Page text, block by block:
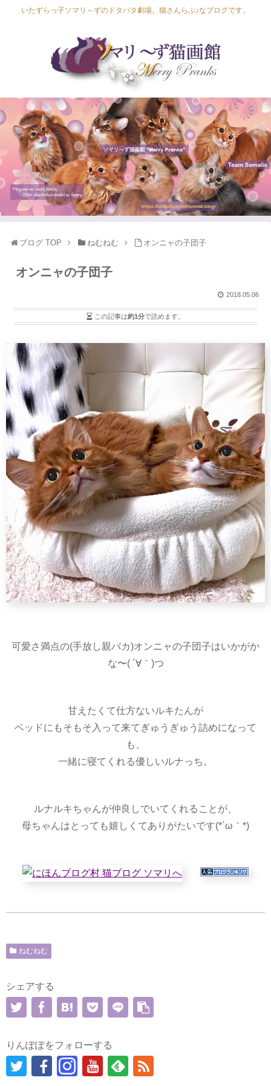
いたずらっ子ソマリ～ずのドタバタ劇場。猫さんらぶ♪なブログです。
Lapis Luna
Lucia Lino
Lycka Leal
Laula
ブログ TOP ねむねむ オンニャの子団子
オンニャの子団子
2018.05.06
この記事は約1分で読めます。
可愛さ満点の(手放し親バカ)オンニャの子団子はいかがか
な〜( ´∀｀)つ
甘えたくて仕方ないルキたんが
ベッドにもそもそ入って来てぎゅうぎゅう詰めになって
も、
一緒に寝てくれる優しいルナっち。
ルナルキちゃんが仲良しでいてくれることが、
母ちゃんはとっても嬉しくてありがたいです(*´ω｀*)
ねむねむ
シェアする
りんぽぽをフォローする